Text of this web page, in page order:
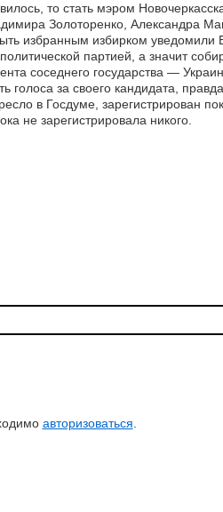
то стать мэром
Золоторенко, Александра
избранным избирком
партией, а значит
соседнего государства —
голоса за своего кандидата,
в Госдуме, зарегистрирован
не зарегистрировала никого.
авторизоваться.